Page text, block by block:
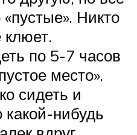
Никто
клюет.
по 5-7 часов
место».
сидеть и
какой-нибудь